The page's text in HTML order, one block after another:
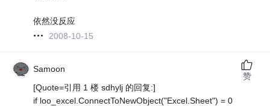
依然没反应
2008-10-15
Samoon
[Quote=引用 1 楼 sdhylj 的回复:]
if loo_excel.ConnectToNewObject("Excel.Sheet") = 0
赞